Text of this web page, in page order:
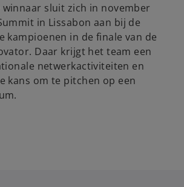
winnaar sluit zich in november
in Lissabon aan bij de
kampioenen in de finale van de
Daar krijgt het team een
netwerkactiviteiten en
kans om te pitchen op een